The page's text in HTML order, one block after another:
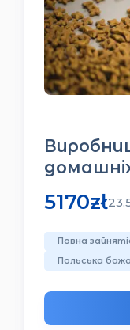
6500zł
Переробка
Польська